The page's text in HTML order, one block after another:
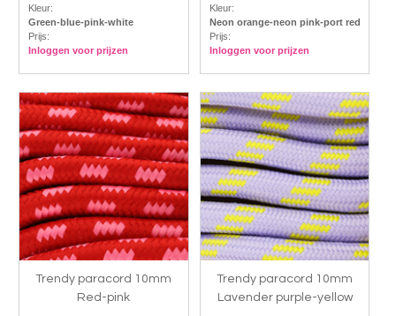
Kleur:
Green-blue-pink-white
Prijs:
Inloggen voor prijzen
Kleur:
Neon orange-neon pink-port red
Prijs:
Inloggen voor prijzen
Trendy paracord 10mm
Red-pink
Trendy paracord 10mm
Lavender purple-yellow